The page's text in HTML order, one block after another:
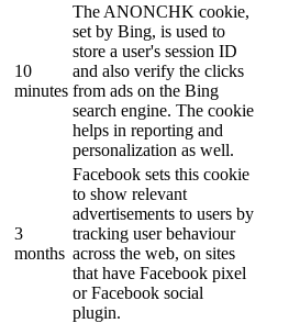
10
minutes
The ANONCHK cookie,
set by Bing, is used to
store a user's session ID
and also verify the clicks
from ads on the Bing
search engine. The cookie
helps in reporting and
personalization as well.
3
months
Facebook sets this cookie
to show relevant
advertisements to users by
tracking user behaviour
across the web, on sites
that have Facebook pixel
or Facebook social
plugin.